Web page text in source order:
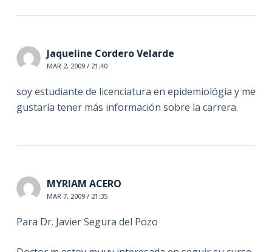
Jaqueline Cordero Velarde
MAR 2, 2009 / 21:40
soy estudiante de licenciatura en epidemiológia y me
gustaría tener más información sobre la carrera.
MYRIAM ACERO
MAR 7, 2009 / 21:35
Para Dr. Javier Segura del Pozo